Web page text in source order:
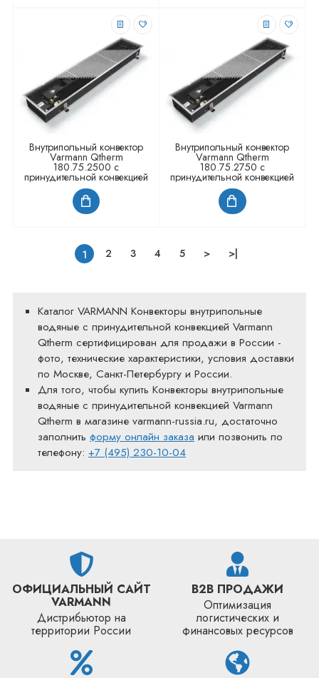
Внутрипольный конвектор
Varmann Qtherm
180.75.2500 с
принудительной конвекцией
Внутрипольный конвектор
Varmann Qtherm
180.75.2750 с
принудительной конвекцией
1 2 3 4 5 > >|
Каталог VARMANN Конвекторы внутрипольные
водяные с принудительной конвекцией Varmann
Qtherm сертифицирован для продажи в России -
фото, технические характеристики, условия доставки
по Москве, Санкт-Петербургу и России.
Для того, чтобы купить Конвекторы внутрипольные
водяные с принудительной конвекцией Varmann
Qtherm в магазине varmann-russia.ru, достаточно
заполнить форму онлайн заказа или позвонить по
телефону: +7 (495) 230-10-04
ОФИЦИАЛЬНЫЙ САЙТ
VARMANN
Дистрибьютор на
территории России
B2B ПРОДАЖИ
Оптимизация
логистических и
финансовых ресурсов